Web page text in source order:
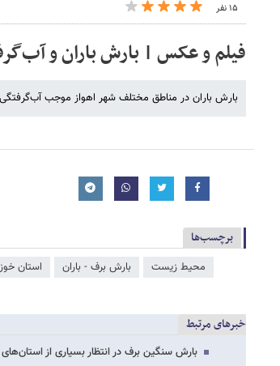
۱۵ نفر
فیلم و عکس | بارش باران و
بارش باران در مناطق مختلف شهر اهواز موجب
برچسب‌ها
محیط زیست بارش برف - باران استان
خبرهای مرتبط
بارش سنگین برف در انتظار بسیاری از